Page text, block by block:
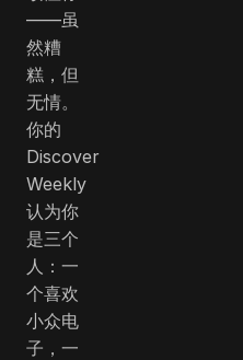
——虽
然糟
糕，但
无情。
你的
Discover
Weekly
认为你
是三个
人：一
个喜欢
小众电
子，一